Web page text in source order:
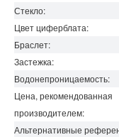
Стекло:
Цвет циферблата:
Браслет:
Застежка:
Водонепроницаемость:
Цена, рекомендованная
производителем:
Альтернативные